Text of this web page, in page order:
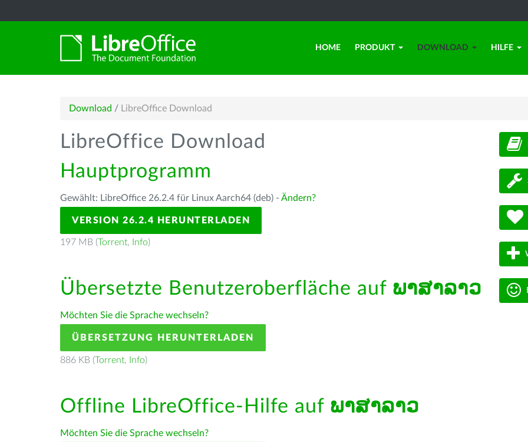
HOME PRODUKT DOWNLOAD HILFE
Download / LibreOffice Download
LibreOffice Download
Hauptprogramm
Gewählt: LibreOffice 26.2.4 für Linux Aarch64 (deb) - Ändern?
VERSION 26.2.4 HERUNTERLADEN
197 MB (Torrent, Info)
Übersetzte Benutzeroberfläche auf ພາສາລາວ
Möchten Sie die Sprache wechseln?
ÜBERSETZUNG HERUNTERLADEN
886 KB (Torrent, Info)
Offline LibreOffice-Hilfe auf ພາສາລາວ
Möchten Sie die Sprache wechseln?